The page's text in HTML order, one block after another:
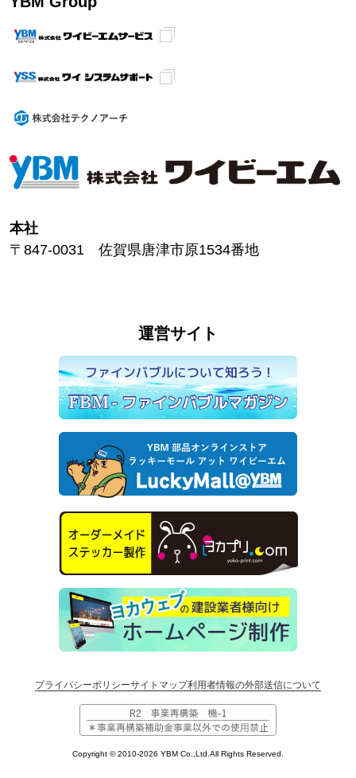
本社
〒847-0031 佐賀県唐津市原1534番地
運営サイト
プライバシーポリシーサイトマップ利用者情報の外部送信について
Copyright © 2010-2026 YBM Co.,Ltd.All Rights Reserved.